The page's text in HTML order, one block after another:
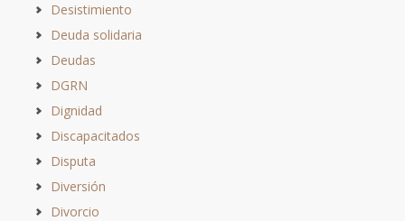
Desistimiento
Deuda solidaria
Deudas
DGRN
Dignidad
Discapacitados
Disputa
Diversión
Divorcio